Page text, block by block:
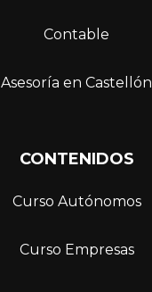
Contable
Asesoría en Castellón
CONTENIDOS
Curso Autónomos
Curso Empresas